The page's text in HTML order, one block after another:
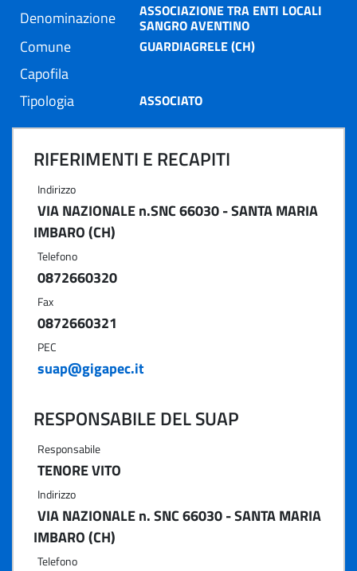
Denominazione ASSOCIAZIONE TRA ENTI LOCALI
SANGRO AVENTINO
Comune GUARDIAGRELE (CH)
Capofila
Tipologia
ASSOCIATO
RIFERIMENTI E RECAPITI
Indirizzo
VIA NAZIONALE n.SNC 66030 - SANTA MARIA
IMBARO (CH)
Telefono
0872660320
Fax
0872660321
PEC
suap@gigapec.it
RESPONSABILE DEL SUAP
Responsabile
TENORE VITO
Indirizzo
VIA NAZIONALE n. SNC 66030 - SANTA MARIA
IMBARO (CH)
Telefono